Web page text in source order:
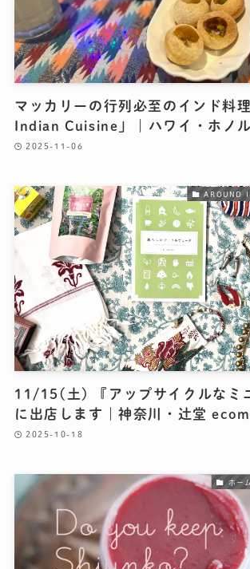
マッカリーの行列必至のインド料
Indian Cuisine」｜ハワイ・ホノ
2025-11-06
AROUND
11/15(土) 『アップサイクルなミ
に出店します｜神奈川・辻堂
2025-10-18
ホー